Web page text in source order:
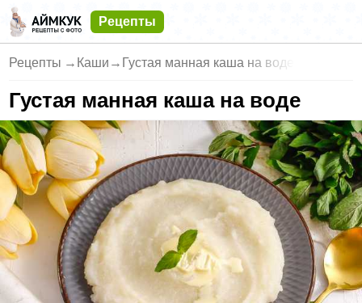
Рецепты
Рецепты → Каши → Густая манная каша на воде
Густая манная каша на воде